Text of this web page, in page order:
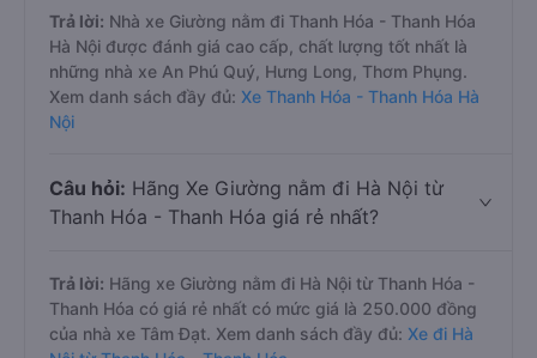
Trả lời: Nhà xe Giường nằm đi Thanh Hóa - Thanh Hóa
Hà Nội được đánh giá cao cấp, chất lượng tốt nhất là
những nhà xe An Phú Quý, Hưng Long, Thơm Phụng.
Xem danh sách đầy đủ: Xe Thanh Hóa - Thanh Hóa Hà
Nội
Câu hỏi: Hãng Xe Giường nằm đi Hà Nội từ
Thanh Hóa - Thanh Hóa giá rẻ nhất?
Trả lời: Hãng xe Giường nằm đi Hà Nội từ Thanh Hóa -
Thanh Hóa có giá rẻ nhất có mức giá là 250.000 đồng
của nhà xe Tâm Đạt. Xem danh sách đầy đủ: Xe đi Hà